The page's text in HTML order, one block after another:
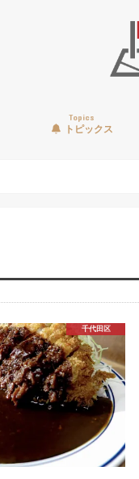
Topics
トピックス
千代田区